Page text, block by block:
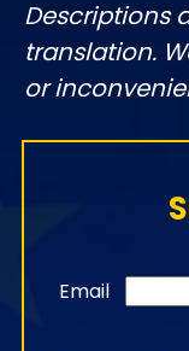
Descriptions
translation.
or
Email